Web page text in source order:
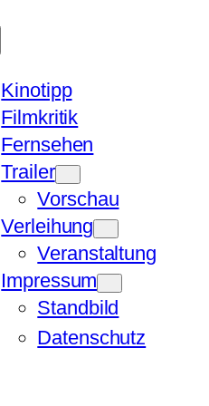
Kinotipp
Filmkritik
Fernsehen
Trailer
Vorschau
Verleihung
Veranstaltung
Impressum
Standbild
Datenschutz